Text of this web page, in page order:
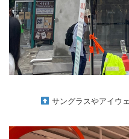
サングラスやアイウ